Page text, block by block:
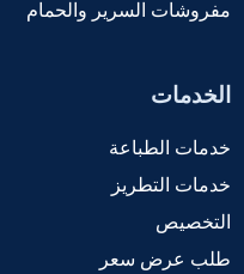
مفروشات السرير والحمام
الخدمات
خدمات الطباعة
خدمات التطريز
التخصيص
طلب عرض سعر